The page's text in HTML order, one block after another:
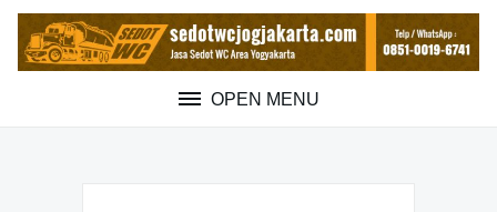
Skip
content
OPEN MENU